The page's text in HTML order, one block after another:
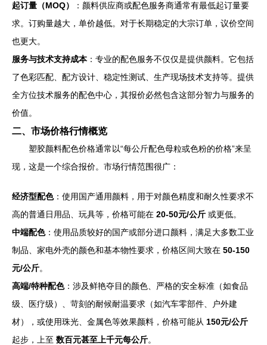
起订量（MOQ）
：颜料供应商或配色服务商通常有最低起订量要
求。订购量越大，单价越低。对于长期稳定的大宗订单，议价空间
也更大。
服务与技术支持成本：专业的配色服务不仅仅是提供颜料。它包括
了色彩匹配、配方设计、稳定性测试、生产现场技术支持等。提供
全方位技术服务的配色中心，其报价必然包含这部分智力与服务的
价值。
二、市场价格行情概览
塑胶颜料配色价格通常以“每公斤配色母粒或色粉的价格”来呈
现，这是一个综合报价。市场行情范围很广：
经济型配色：使用国产通用颜料，用于对颜色精度和耐久性要求不
高的普通日用品、玩具等，价格可能在 20-50元/公斤 或更低。
中端配色：使用品质较好的国产或部分进口颜料，满足大多数工业
制品、家电外壳的颜色和基本物性要求，价格区间大致在 50-150
元/公斤。
高端/特种配色：涉及鲜艳夺目的颜色、严格的安全标准（如食品
级、医疗级）、苛刻的耐候耐温要求（如汽车零部件、户外建
材），或使用珠光、金属色等效果颜料，价格可能从 150元/公斤
起步，上至 数百元甚至上千元每公斤。